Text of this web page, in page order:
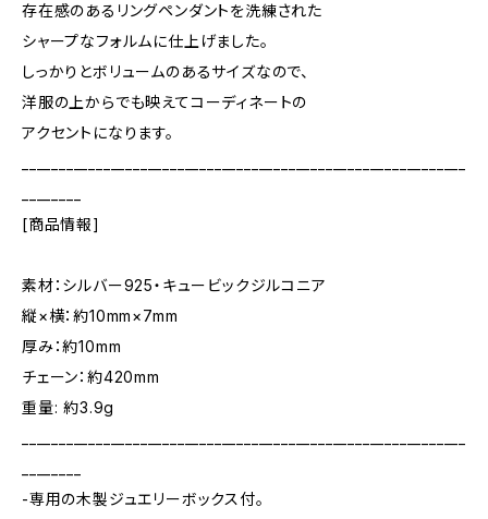
存在感のあるリングペンダントを洗練された
シャープなフォルムに仕上げました。
しっかりとボリュームのあるサイズなので、
洋服の上からでも映えてコーディネートの
アクセントになります。
[商品情報]
素材：シルバー925・キュービックジルコニア
縦×横：約10mm×7mm
厚み：約10mm
チェーン：約420mm
重量: 約3.9g
-専用の木製ジュエリーボックス付。